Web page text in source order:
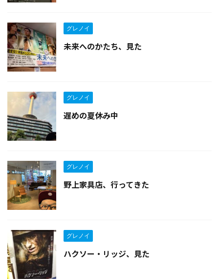
グレノイ
未来へのかたち、見た
グレノイ
遅めの夏休み中
グレノイ
野上家具店、行ってきた
グレノイ
ハクソー・リッジ、見た